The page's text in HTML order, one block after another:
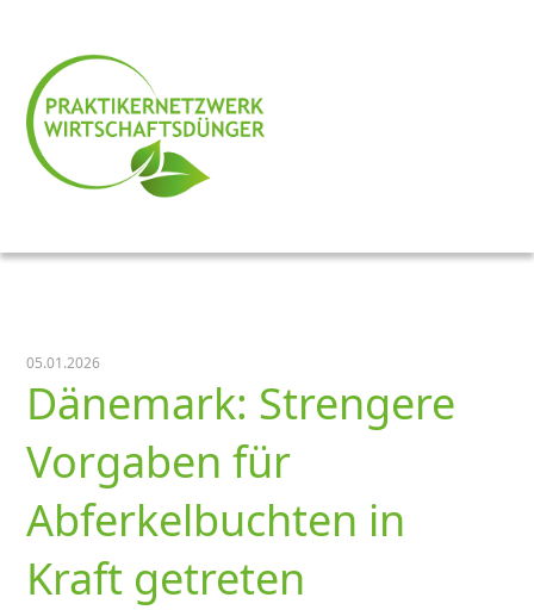
05.01.2026
Dänemark: Strengere
Vorgaben für
Abferkelbuchten in
Kraft getreten